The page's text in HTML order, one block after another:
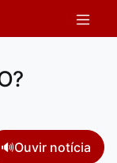
🔊Ouvir notícia